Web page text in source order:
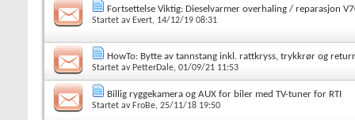
Fortsettelse Viktig: Dieselvarmer overhaling / reparasjon
Startet av Evert, 14/12/19 08:31
HowTo: Bytte av tannstang inkl. rattkryss, trykkrør og
Startet av PetterDale, 01/09/21 11:53
Billig ryggekamera og AUX for biler med TV-tuner for RTI
Startet av FroBe, 25/11/18 19:50